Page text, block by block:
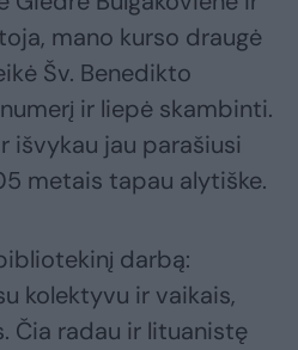
mano kurso draugė
Šv. Benedikto
ir liepė skambinti.
išvykau jau parašiusi
metais tapau alytiške.
darbą:
kolektyvu ir vaikais,
Čia radau ir lituanistę